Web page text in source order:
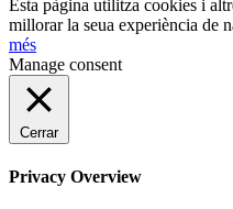
Esta pàgina utilitza cookies i
millorar la seua experiència de
més
Manage consent
Cerrar
Privacy Overview